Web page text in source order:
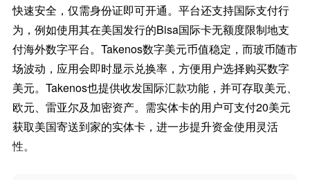
快速安全，仅需身份证即可开通。平台还支持国际支付行
为，例如使用其在美国发行的Bisa国际卡无额度限制地支
付海外数字平台。Takenos数字美元币值稳定，而玻币随市
场波动，应用会即时显示兑换率，方便用户选择购买数字
美元。Takenos也提供收发国际汇款功能，并可存取美元、
欧元、雷亚尔及加密资产。需实体卡的用户可支付20美元
获取美国寄送到家的实体卡，进一步提升资金使用灵活
性。